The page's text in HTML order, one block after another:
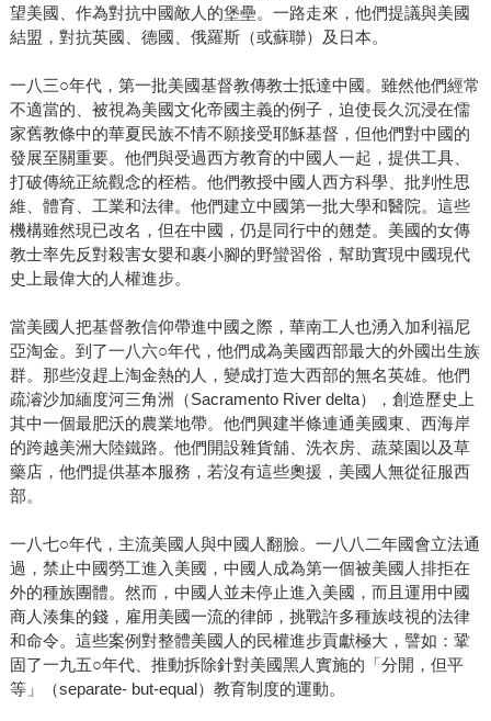
望美國、作為對抗中國敵人的堡壘。一路走來，他們提議與美國
結盟，對抗英國、德國、俄羅斯（或蘇聯）及日本。
一八三○年代，第一批美國基督教傳教士抵達中國。雖然他們經常
不適當的、被視為美國文化帝國主義的例子，迫使長久沉浸在儒
家舊教條中的華夏民族不情不願接受耶穌基督，但他們對中國的
發展至關重要。他們與受過西方教育的中國人一起，提供工具、
打破傳統正統觀念的桎梏。他們教授中國人西方科學、批判性思
維、體育、工業和法律。他們建立中國第一批大學和醫院。這些
機構雖然現已改名，但在中國，仍是同行中的翹楚。美國的女傳
教士率先反對殺害女嬰和裹小腳的野蠻習俗，幫助實現中國現代
史上最偉大的人權進步。
當美國人把基督教信仰帶進中國之際，華南工人也湧入加利福尼
亞淘金。到了一八六○年代，他們成為美國西部最大的外國出生族
群。那些沒趕上淘金熱的人，變成打造大西部的無名英雄。他們
疏濬沙加緬度河三角洲（Sacramento River delta），創造歷史上
其中一個最肥沃的農業地帶。他們興建半條連通美國東、西海岸
的跨越美洲大陸鐵路。他們開設雜貨舖、洗衣房、蔬菜園以及草
藥店，他們提供基本服務，若沒有這些奧援，美國人無從征服西
部。
一八七○年代，主流美國人與中國人翻臉。一八八二年國會立法通
過，禁止中國勞工進入美國，中國人成為第一個被美國人排拒在
外的種族團體。然而，中國人並未停止進入美國，而且運用中國
商人湊集的錢，雇用美國一流的律師，挑戰許多種族歧視的法律
和命令。這些案例對整體美國人的民權進步貢獻極大，譬如：鞏
固了一九五○年代、推動拆除針對美國黑人實施的「分開，但平
等」（separate- but-equal）教育制度的運動。